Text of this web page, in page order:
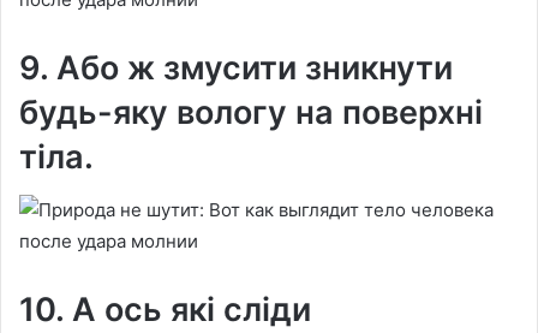
9. Або ж змусити зникнути
будь-яку вологу на поверхні
тіла.
10. А ось які сліди